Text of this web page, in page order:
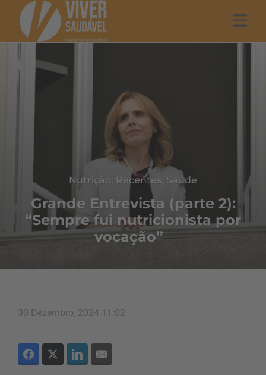
Nutrição, Recentes, Saúde
Grande Entrevista (parte 2):
“Sempre fui nutricionista por
vocação”
30 Dezembro, 2024 11:02